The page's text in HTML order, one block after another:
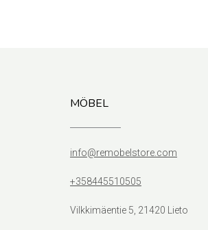
MÖBEL
info@remobelstore.com
+358445510505
Vilkkimäentie 5, 21420 Lieto